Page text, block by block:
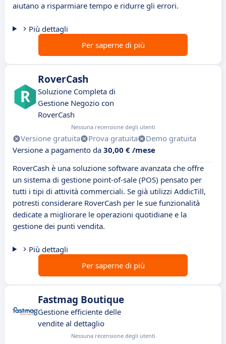
aiutano a risparmiare tempo e ridurre gli errori.
Più dettagli
Per saperne di più
RoverCash
Soluzione Completa di
Gestione Negozio con
RoverCash
Nessuna recensione degli utenti
Versione gratuita Prova gratuita
Demo gratuita
Versione a pagamento da 30,00 € /mese
RoverCash è una soluzione software avanzata che offre
un sistema di gestione point-of-sale (POS) pensato per
tutti i tipi di attività commerciali. Se già utilizzi AddicTill,
potresti considerare RoverCash per le sue funzionalità
dedicate a migliorare le operazioni quotidiane e la
gestione dei punti vendita.
Più dettagli
Per saperne di più
Fastmag Boutique
Gestione efficiente delle
vendite al dettaglio
Nessuna recensione degli utenti